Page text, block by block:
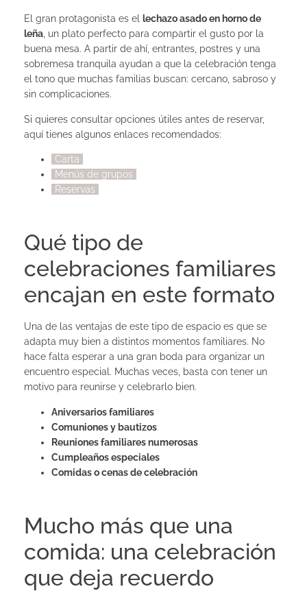
El gran protagonista es el lechazo asado en horno de
leña, un plato perfecto para compartir el gusto por la
buena mesa. A partir de ahí, entrantes, postres y una
sobremesa tranquila ayudan a que la celebración tenga
el tono que muchas familias buscan: cercano, sabroso y
sin complicaciones.
Si quieres consultar opciones útiles antes de reservar,
aquí tienes algunos enlaces recomendados:
Carta
Menús de grupos
Reservas
Qué tipo de
celebraciones familiares
encajan en este formato
Una de las ventajas de este tipo de espacio es que se
adapta muy bien a distintos momentos familiares. No
hace falta esperar a una gran boda para organizar un
encuentro especial. Muchas veces, basta con tener un
motivo para reunirse y celebrarlo bien.
Aniversarios familiares
Comuniones y bautizos
Reuniones familiares numerosas
Cumpleaños especiales
Comidas o cenas de celebración
Mucho más que una
comida: una celebración
que deja recuerdo